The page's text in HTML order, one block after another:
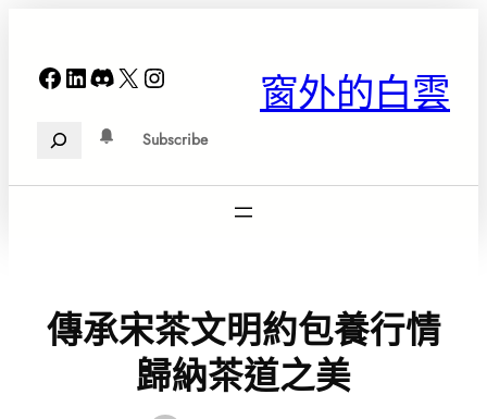
Facebook
LinkedIn
Discord
X Instagram 窗外的白雲
Search Subscribe
傳承宋茶文明約包養行情
歸納茶道之美